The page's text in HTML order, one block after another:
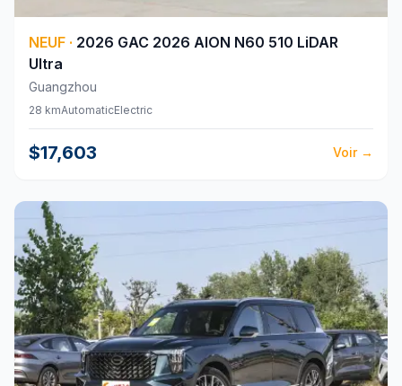
NEUF · 2026 GAC 2026 AION N60 510 LiDAR
Ultra
Guangzhou
28 kmAutomaticElectric
$17,603 Voir→